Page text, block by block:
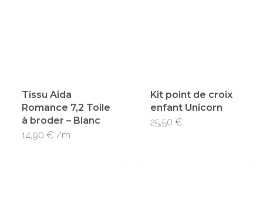
Tissu Aida
Romance 7,2 Toile
à broder – Blanc
14,90 € /m
Kit point de croix
enfant Unicorn
25,50 €